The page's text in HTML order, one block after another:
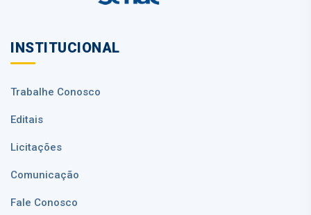
INSTITUCIONAL
Trabalhe Conosco
Editais
Licitações
Comunicação
Fale Conosco